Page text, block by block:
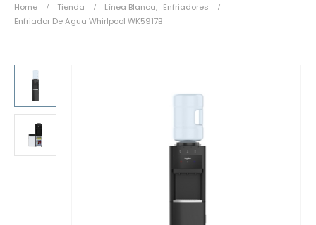
Home Tienda Línea Blanca, Enfriadores
Enfriador De Agua Whirlpool WK5917B